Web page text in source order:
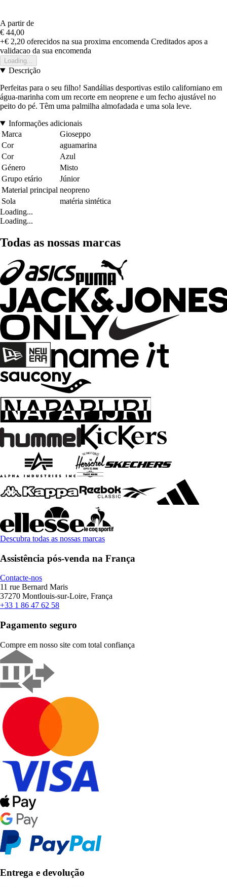
A partir de
€ 44,00
+€ 2,20 oferecidos na sua proxima encomenda Creditados apos a
validacao da sua encomenda
Loading...
Descrição
Perfeitas para o seu filho! Sandálias desportivas estilo californiano em
água-marinha com um recorte em neoprene e um fecho ajustável no
peito do pé. Têm uma palmilha almofadada e uma sola leve.
Informações adicionais
Marca
Gioseppo
Cor
aguamarina
Cor
Azul
Género
Misto
Grupo etário
Júnior
Material principal neopreno
Sola
matéria sintética
Loading...
Loading...
Todas as nossas marcas
Descubra todas as nossas marcas
Assistência pós-venda na França
Contacte-nos
11 rue Bernard Maris
37270 Montlouis-sur-Loire, França
+33 1 86 47 62 58
Pagamento seguro
Compre em nosso site com total confiança
Entrega e devolução